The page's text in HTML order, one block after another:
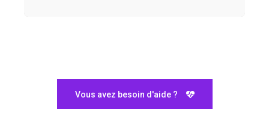
Vous avez besoin d'aide ?